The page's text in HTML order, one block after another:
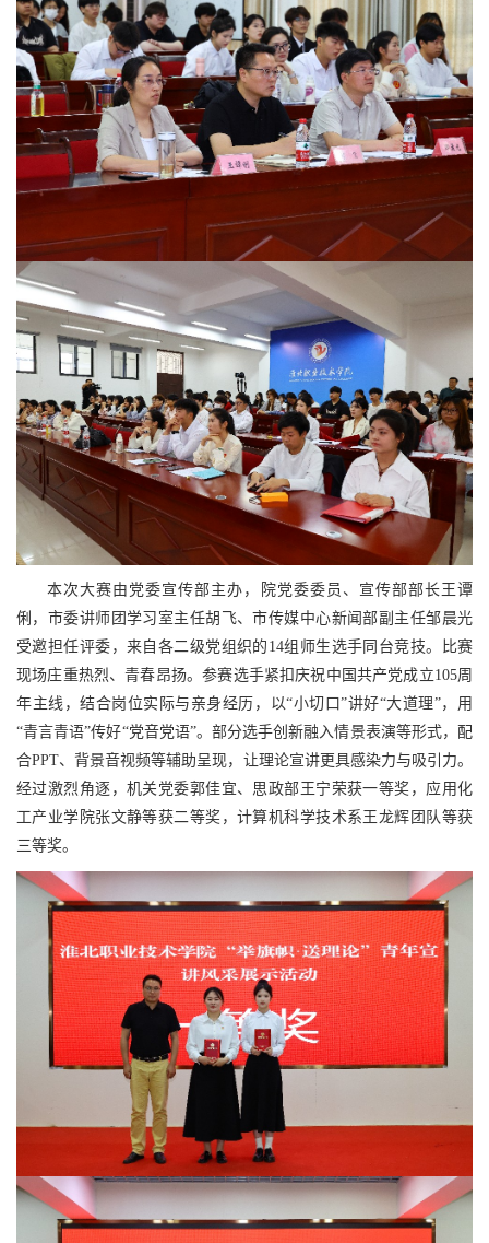
本次大赛由党委宣传部主办，院党委委员、宣传部部长王谭
俐，市委讲师团学习室主任胡飞、市传媒中心新闻部副主任邹晨光
受邀担任评委，来自各二级党组织的14组师生选手同台竞技。比赛
现场庄重热烈、青春昂扬。参赛选手紧扣庆祝中国共产党成立105周
年主线，结合岗位实际与亲身经历，以“小切口”讲好“大道理”，用
“青言青语”传好“党音党语”。部分选手创新融入情景表演等形式，配
合PPT、背景音视频等辅助呈现，让理论宣讲更具感染力与吸引力。
经过激烈角逐，机关党委郭佳宜、思政部王宁荣获一等奖，应用化
工产业学院张文静等获二等奖，计算机科学技术系王龙辉团队等获
三等奖。